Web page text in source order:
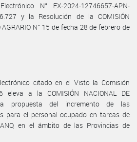
N° EX-2024-12746657-APN-
y la Resolución de la COMISIÓN
AGRARIO N° 15 de fecha 28 de febrero de
citado en el Visto la Comisión
eleva a la COMISIÓN NACIONAL DE
la propuesta del incremento de las
para el personal ocupado en tareas de
en el ámbito de las Provincias de